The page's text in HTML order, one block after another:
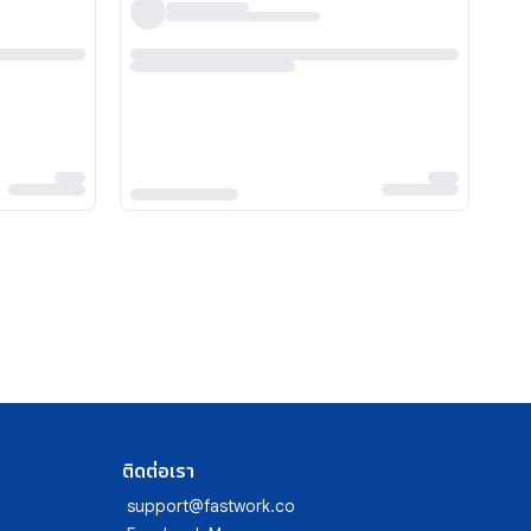
ติดต่อเรา
support@fastwork.co